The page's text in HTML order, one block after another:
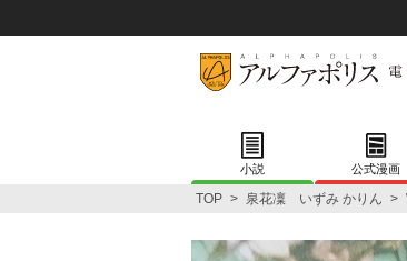
小説 公式漫画
TOP > 泉花凜 いずみ かりん >